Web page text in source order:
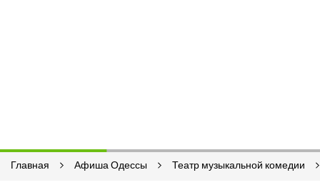
Главная Афиша Одессы Театр музыкальной комедии